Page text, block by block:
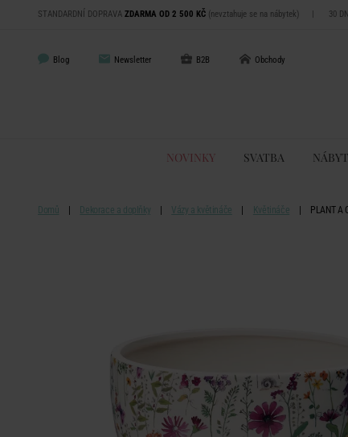
STANDARDNÍ DOPRAVA ZDARMA OD 2 500 KČ (nevztahuje se na nábytek) | 30
Blog Newsletter B2B Obchody
NOVINKY SVATBA
Domů Dekorace a doplňky Vázy a květináče Květináče PLANT A